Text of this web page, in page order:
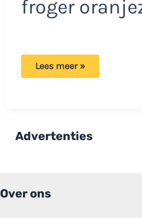
froger
Natasja
heeft
Lees meer »
Advertenties
Over ons